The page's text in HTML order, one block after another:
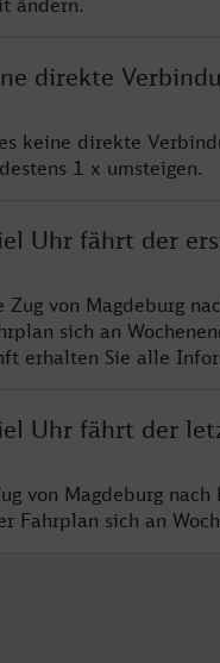
ändern.
direkte
keine direkte
1 x umsteigen.
Uhr fährt der
Zug von Magdeburg
sich an
erhalten Sie alle
Uhr fährt der
von Magdeburg
Fahrplan sich an